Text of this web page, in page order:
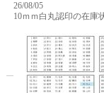
26/08/05
10ｍｍ白丸認印の在庫